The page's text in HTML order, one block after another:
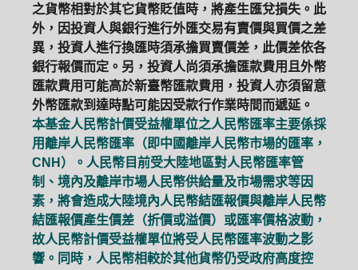
之貨幣相對於其它貨幣貶值時，將產生匯兌損失。此
外，因投資人與銀行進行外匯交易有賣價與買價之差
異，投資人進行換匯時須承擔買賣價差，此價差依各
銀行報價而定。另，投資人尚須承擔匯款費用且外幣
匯款費用可能高於新臺幣匯款費用，投資人亦須留意
外幣匯款到達時點可能因受款行作業時間而遞延。
本基金人民幣計價受益權單位之人民幣匯率主要係採
用離岸人民幣匯率（即中國離岸人民幣市場的匯率，
CNH）。人民幣目前受大陸地區對人民幣匯率管
制、境內及離岸市場人民幣供給量及市場需求等因
素，將會造成大陸境內人民幣結匯報價與離岸人民幣
結匯報價產生價差（折價或溢價）或匯率價格波動，
故人民幣計價受益權單位將受人民幣匯率波動之影
響。同時，人民幣相較於其他貨幣仍受政府高度控